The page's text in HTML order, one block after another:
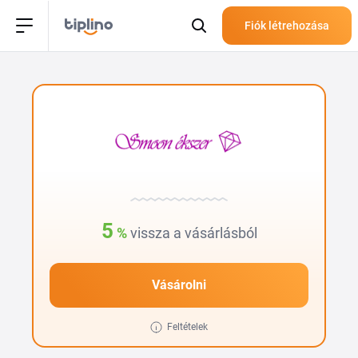
Fiók létrehozása
5 % vissza a vásárlásból
Vásárolni
Feltételek